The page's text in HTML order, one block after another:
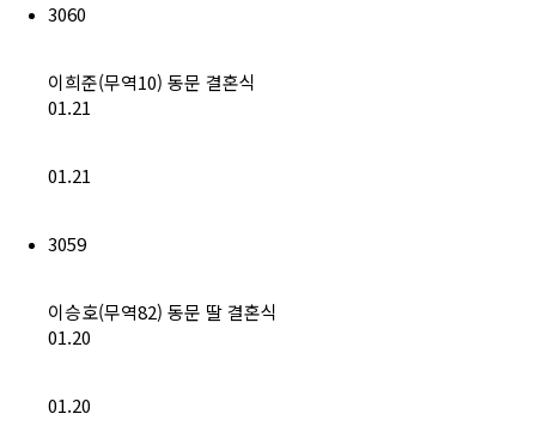
3060
이희준(무역10) 동문 결혼식
01.21
01.21
3059
이승호(무역82) 동문 딸 결혼식
01.20
01.20